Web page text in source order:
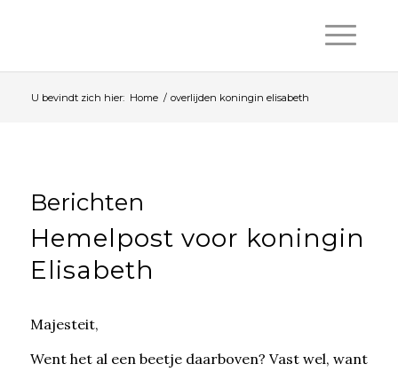
U bevindt zich hier: Home / overlijden koningin elisabeth
Berichten
Hemelpost voor koningin
Elisabeth
Majesteit,
Went het al een beetje daarboven? Vast wel, want